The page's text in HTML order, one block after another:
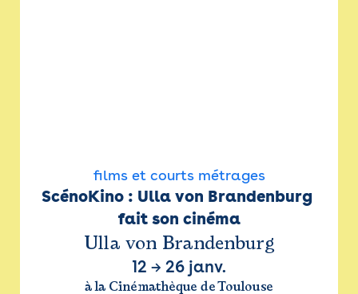
films et courts métrages
ScénoKino : Ulla von Brandenburg
fait son cinéma
Ulla von Brandenburg
12 → 26 janv.
à la Cinémathèque de Toulouse